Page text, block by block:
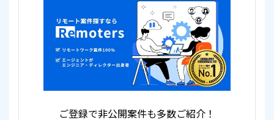
ご登録で非公開案件も多数ご紹介！